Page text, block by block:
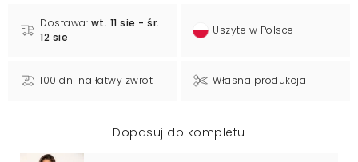
Dostawa: wt. 11 sie - śr.
12 sie
Uszyte w Polsce
100 dni na łatwy zwrot Własna produkcja
Dopasuj do kompletu